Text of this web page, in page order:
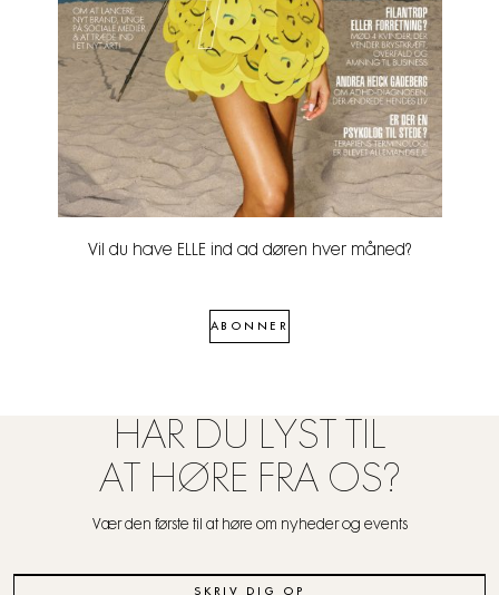
Vil du have ELLE ind ad døren hver måned?
ABONNER
HAR DU LYST TIL
AT HØRE FRA OS?
Vær den første til at høre om nyheder og events
SKRIV DIG OP